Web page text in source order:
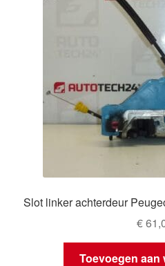
Slot linker achterdeur
€
Toevoegen aan